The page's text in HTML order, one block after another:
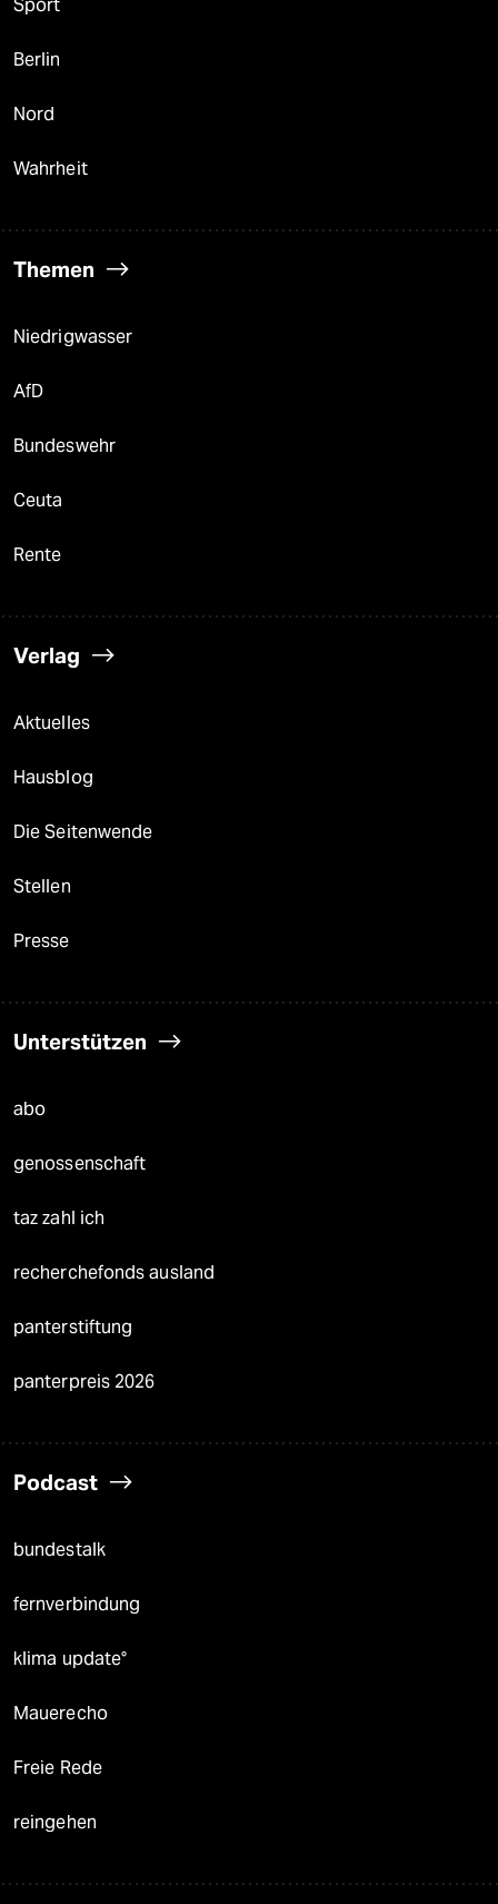
Sport
Berlin
Nord
Wahrheit
Themen
Niedrigwasser
AfD
Bundeswehr
Ceuta
Rente
Verlag
Aktuelles
Hausblog
Die Seitenwende
Stellen
Presse
Unterstützen
abo
genossenschaft
taz zahl ich
recherchefonds ausland
panterstiftung
panterpreis 2026
Podcast
bundestalk
fernverbindung
klima update°
Mauerecho
Freie Rede
reingehen